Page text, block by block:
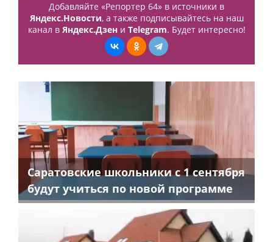
Добавляйте «Репортер 64» в источники в
Яндекс.Новости, а также подписывайтесь на наш
канал в Яндекс.Дзени Telegram. Будет интересно!
Саратовские школьники с 1 сентября
будут учиться по новой программе